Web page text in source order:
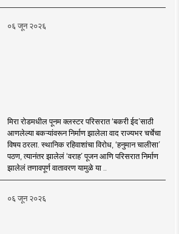
०६ जून २०२६
मिरा रोडमधील पूनम क्लस्टर परिसरात ‘बकरी ईद’साठी
आणलेल्या बकऱ्यांवरून निर्माण झालेला वाद राज्यभर चर्चेचा
विषय ठरला. स्थानिक रहिवाशांचा विरोध, ‘हनुमान चालीसा’
पठण, त्यानंतर झालेलं ‘वराह’ पूजन आणि परिसरात निर्माण
झालेलं तणावपूर्ण वातावरण यामुळे या ..
०६ जून २०२६